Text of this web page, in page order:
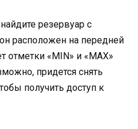
резервуар с
расположен на передней
отметки «MIN» и «MAX»
придется снять
получить доступ к